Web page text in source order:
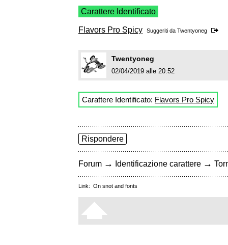
Carattere Identificato
Flavors Pro Spicy Suggeriti da Twentyoneg
Twentyoneg
02/04/2019 alle 20:52
Carattere Identificato: Flavors Pro Spicy
Rispondere
Forum → Identificazione carattere →
Link: On snot and fonts